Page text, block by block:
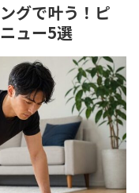
グで叶う！ピ
ュー5選